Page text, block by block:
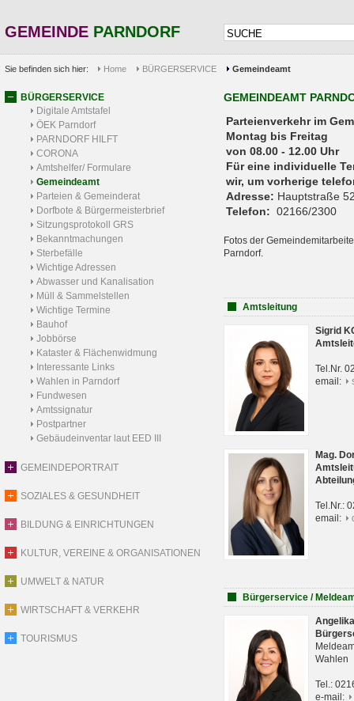
GEMEINDE PARNDORF
Sie befinden sich hier: Home BÜRGERSERVICE Gemeindeamt
BÜRGERSERVICE
Digitale Amtstafel
ÖEK Parndorf
PARNDORF HILFT
CORONA
Amtshelfer/ Formulare
Gemeindeamt
Parteien & Gemeinderat
Dorfbote & Bürgermeisterbrief
Sitzungsprotokoll GRS
Bekanntmachungen
Sterbefälle
Wichtige Adressen
Abwasser und Kanalisation
Müll & Sammelstellen
Wichtige Termine
Bauhof
Jobbörse
Kataster & Flächenwidmung
Interessante Links
Wahlen in Parndorf
Fundwesen
Amtssignatur
Postpartner
Gebäudeinventar laut EED III
GEMEINDEPORTRAIT
SOZIALES & GESUNDHEIT
BILDUNG & EINRICHTUNGEN
KULTUR, VEREINE & ORGANISATIONEN
UMWELT & NATUR
WIRTSCHAFT & VERKEHR
TOURISMUS
GEMEINDEAMT
Parteienverkehr
Montag bis Freitag
von 08.00 - 12.00 Uhr
Für eine individuelle
wir, um vorherige
Adresse: Hauptstraße
Telefon: 02166/2300
Fotos der
Parndorf.
Amtsleitung
Sigrid
Tel.Nr.
email:
Mag.
Tel.Nr.:
email:
Bürgerservice /
Wahlen
Tel.:
e-mail: